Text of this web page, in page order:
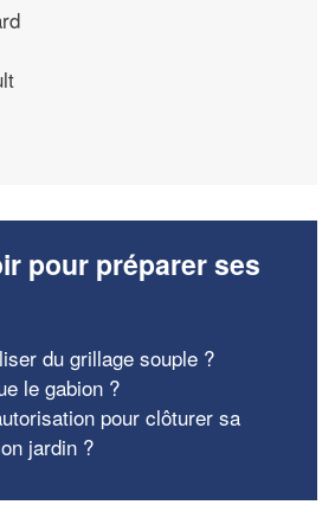
pour préparer ses
du grillage souple ?
le gabion ?
pour clôturer sa
jardin ?